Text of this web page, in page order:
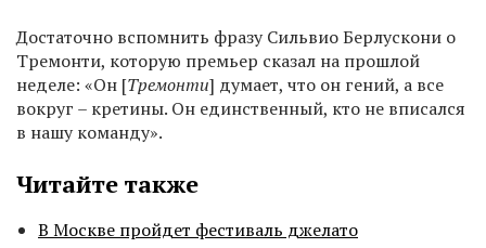
Достаточно вспомнить фразу Сильвио Берлускони о
Тремонти, которую премьер сказал на прошлой
неделе: «Он [Тремонти] думает, что он гений, а все
вокруг – кретины. Он единственный, кто не вписался
в нашу команду».
Читайте также
В Москве пройдет фестиваль джелато